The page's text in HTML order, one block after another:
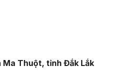
Ma Thuột, tỉnh Đắk Lắk